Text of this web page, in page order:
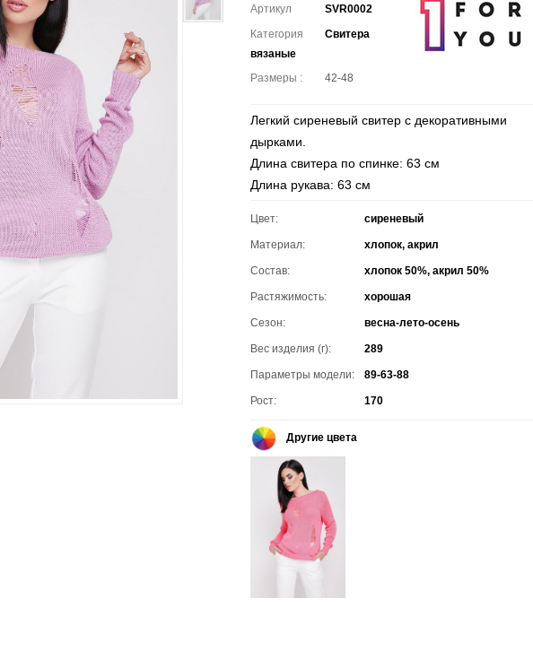
Артикул
SVR0002
Категория
Свитера
вязаные
Размеры :
42-48
Легкий сиреневый свитер с декоративными
дырками.
Длина свитера по спинке: 63 см
Длина рукава: 63 см
Цвет: сиреневый
Материал: хлопок, акрил
Состав: хлопок 50%, акрил 50%
Растяжимость: хорошая
Сезон: весна-лето-осень
Вес изделия (г): 289
Параметры модели: 89-63-88
Рост: 170
Другие цвета